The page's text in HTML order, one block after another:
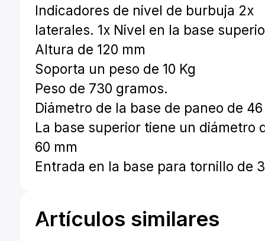
Indicadores de nivel de burbuja 2x
laterales. 1x Nivel en la base
Altura de 120 mm
Soporta un peso de 10 Kg
Peso de 730 gramos.
Diámetro de la base de paneo de
La base superior tiene un diámetro
60 mm
Entrada en la base para tornillo de
Artículos similares